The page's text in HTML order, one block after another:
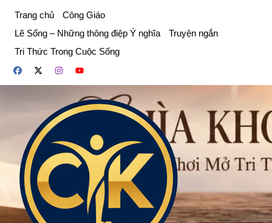
phần
dung
Trang chủ
Công Giáo
Lẽ Sống – Những thông điệp Ý nghĩa
Truyện ngắn
Tri Thức Trong Cuộc Sống